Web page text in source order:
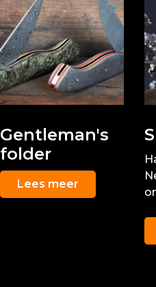
Gentleman's
folder
Lees meer